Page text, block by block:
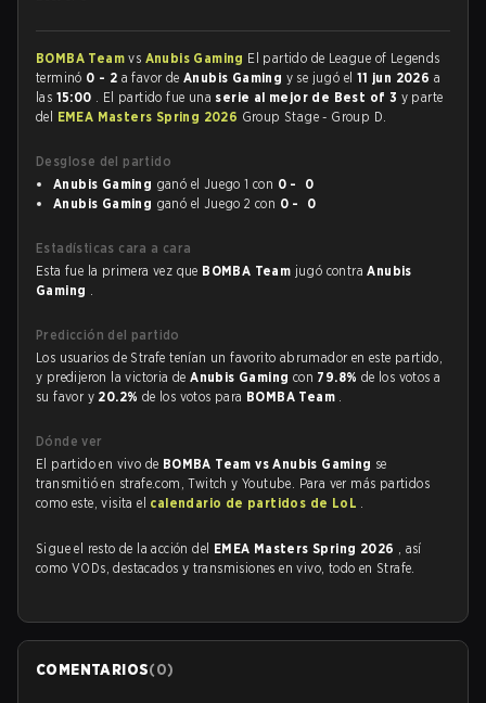
BOMBA Teamvs Anubis Gaming El partido de League of Legends
terminó 0 - 2 a favor deAnubis Gaming y se jugó el 11 jun 2026 a
las 15:00 . El partido fue una serie al mejor de Best of 3 y parte
del EMEA Masters Spring 2026 Group Stage - Group D.
Desglose del partido
Anubis Gaming ganó el Juego 1 con 0 - 0
Anubis Gaming ganó el Juego 2 con 0 - 0
Estadísticas cara a cara
Esta fue la primera vez que BOMBA Team jugó contraAnubis
Gaming .
Predicción del partido
Los usuarios de Strafe tenían un favorito abrumador en este partido,
y predijeron la victoria deAnubis Gaming con 79.8% de los votos a
su favor y 20.2% de los votos para BOMBA Team .
Dónde ver
El partido en vivo de BOMBA Team vs Anubis Gaming se
transmitió en strafe.com, Twitch y Youtube. Para ver más partidos
como este, visita el calendario de partidos de LoL .
Sigue el resto de la acción del EMEA Masters Spring 2026 , así
como VODs, destacados y transmisiones en vivo, todo en Strafe.
COMENTARIOS(0)